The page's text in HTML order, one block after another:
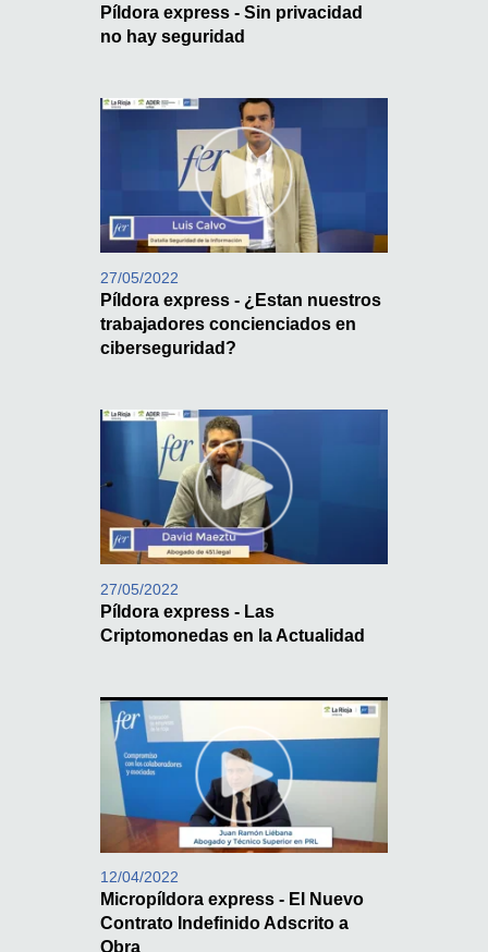
Píldora express - Sin privacidad
no hay seguridad
27/05/2022
Píldora express - ¿Estan nuestros
trabajadores concienciados en
ciberseguridad?
27/05/2022
Píldora express - Las
Criptomonedas en la Actualidad
12/04/2022
Micropíldora express - El Nuevo
Contrato Indefinido Adscrito a
Obra